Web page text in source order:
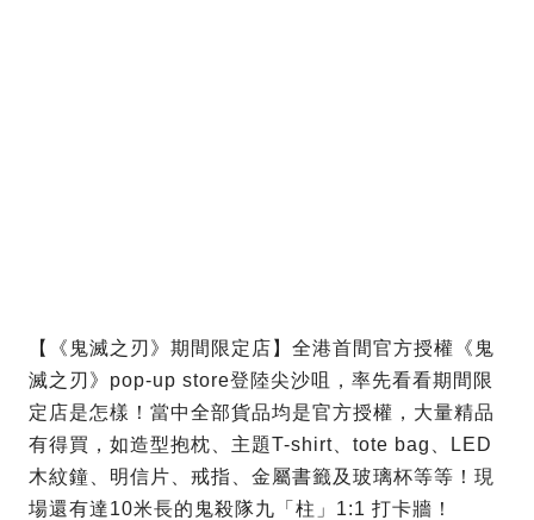
【《鬼滅之刃》期間限定店】全港首間官方授權《鬼
滅之刃》pop-up store登陸尖沙咀，率先看看期間限
定店是怎樣！當中全部貨品均是官方授權，大量精品
有得買，如造型抱枕、主題T-shirt、tote bag、LED
木紋鐘、明信片、戒指、金屬書籤及玻璃杯等等！現
場還有達10米長的鬼殺隊九「柱」1:1 打卡牆！